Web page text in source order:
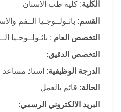
الكلية: كلية طب الاسنان
القسم: باثـولــوجـيا الــفم
التخصص العام : باثـولــوجـيا
التخصص الدقيق:
الدرجة الوظيفية: استاذ مساعد
الحالة: قائم بالعمل
البريد الالكتروني الرسمي: